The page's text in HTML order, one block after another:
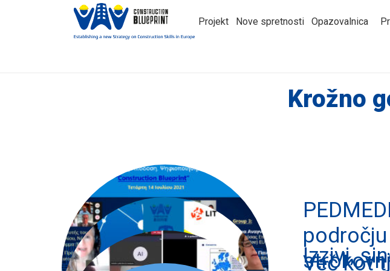
Projekt Nove spretnosti Opazovalnica
Krožno
Izzivi,
Več kot